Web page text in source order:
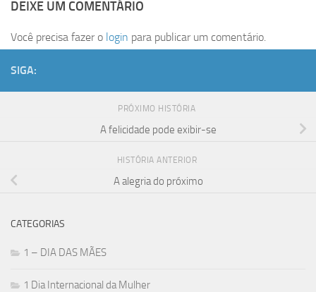
DEIXE UM COMENTÁRIO
Você precisa fazer o login para publicar um comentário.
SIGA:
PRÓXIMO HISTÓRIA
A felicidade pode exibir-se
HISTÓRIA ANTERIOR
A alegria do próximo
CATEGORIAS
1 – DIA DAS MÃES
1 Dia Internacional da Mulher